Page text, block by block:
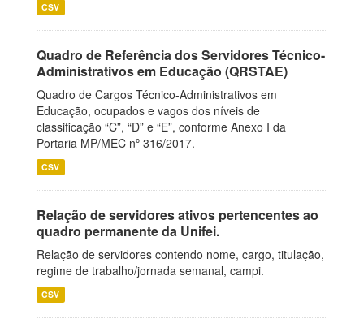
CSV
Quadro de Referência dos Servidores Técnico-
Administrativos em Educação (QRSTAE)
Quadro de Cargos Técnico-Administrativos em
Educação, ocupados e vagos dos níveis de
classificação “C”, “D” e “E”, conforme Anexo I da
Portaria MP/MEC nº 316/2017.
CSV
Relação de servidores ativos pertencentes ao
quadro permanente da Unifei.
Relação de servidores contendo nome, cargo, titulação,
regime de trabalho/jornada semanal, campi.
CSV